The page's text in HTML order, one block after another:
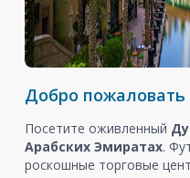
Добро
Посетите оживленный
Арабских Эмиратах.
роскошные торговые